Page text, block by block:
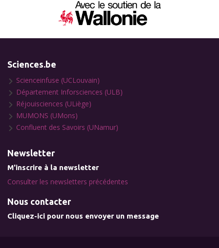
Sciences.be
Scienceinfuse (UCLouvain)
Département Inforsciences (ULB)
Réjouisciences (ULiège)
MUMONS (UMons)
Confluent des Savoirs (UNamur)
Newsletter
M'inscrire à la newsletter
Consulter les newsletters précédentes
Nous contacter
Cliquez-ici pour nous envoyer un message